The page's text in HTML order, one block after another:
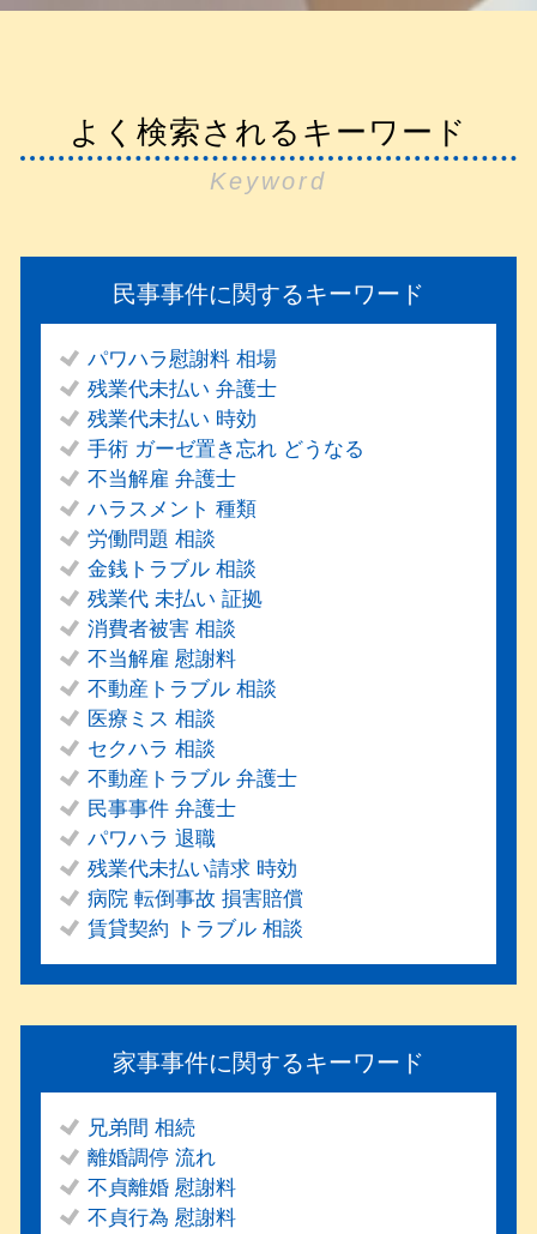
よく検索されるキーワード
Keyword
民事事件に関するキーワード
パワハラ慰謝料 相場
残業代未払い 弁護士
残業代未払い 時効
手術 ガーゼ置き忘れ どうなる
不当解雇 弁護士
ハラスメント 種類
労働問題 相談
金銭トラブル 相談
残業代 未払い 証拠
消費者被害 相談
不当解雇 慰謝料
不動産トラブル 相談
医療ミス 相談
セクハラ 相談
不動産トラブル 弁護士
民事事件 弁護士
パワハラ 退職
残業代未払い請求 時効
病院 転倒事故 損害賠償
賃貸契約 トラブル 相談
家事事件に関するキーワード
兄弟間 相続
離婚調停 流れ
不貞離婚 慰謝料
不貞行為 慰謝料